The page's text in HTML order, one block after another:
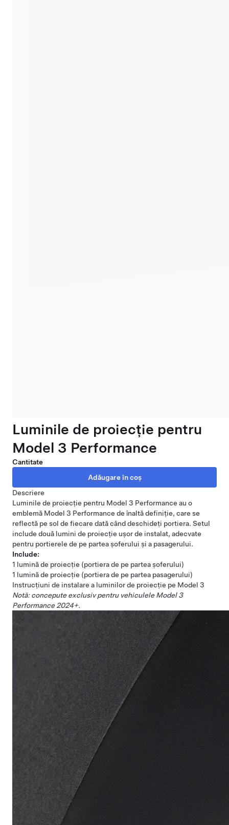
Luminile de proiecție pentru
Model 3 Performance
Cantitate
Descriere
Luminile de proiecție pentru Model 3 Performance au o
emblemă Model 3 Performance de înaltă definiție, care se
reflectă pe sol de fiecare dată când deschideți portiera. Setul
include două lumini de proiecție ușor de instalat, adecvate
pentru portierele de pe partea șoferului și a pasagerului.
Include:
1 lumină de proiecție (portiera de pe partea șoferului)
1 lumină de proiecție (portiera de pe partea pasagerului)
Instrucțiuni de instalare a luminilor de proiecție pe Model 3
Notă: concepute exclusiv pentru vehiculele Model 3
Performance 2024+.